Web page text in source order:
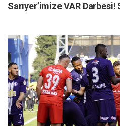
Sarıyer’imize VAR